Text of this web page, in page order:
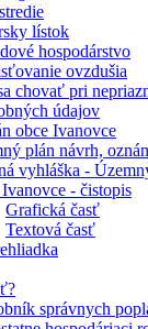
lístok
hospodárstvo
ovzdušia
chovať pri
údajov
obce Ivanovce
plán návrh,
vyhláška -
- čistopis
Grafická časť
Textová časť
správnych